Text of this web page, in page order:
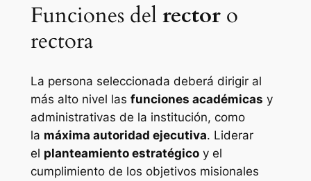
Funciones delrectoro
rectora
La persona seleccionada deberá dirigir al
más alto nivel las funciones académicas y
administrativas de la institución, como
la máxima autoridad ejecutiva. Liderar
el planteamiento estratégicoy el
cumplimiento de los objetivos misionales